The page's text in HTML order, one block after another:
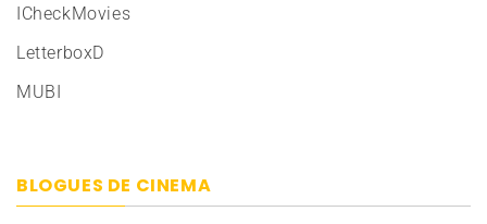
ICheckMovies
LetterboxD
MUBI
BLOGUES DE CINEMA